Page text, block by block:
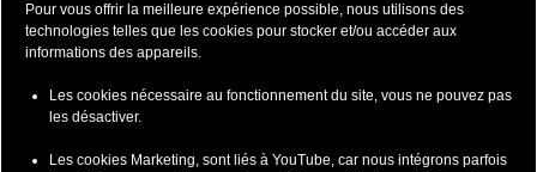
Pour vous offrir la meilleure expérience possible, nous utilisons des
technologies telles que les cookies pour stocker et/ou accéder aux
informations des appareils.
Les cookies nécessaire au fonctionnement du site, vous ne pouvez pas
les désactiver.
Les cookies Marketing, sont liés à YouTube, car nous intégrons parfois
ZA du Ponlo, 22290 LANVOLLON
Côtes d'Armor - Bretagne
: 02 96 70 12 47
contact@falaisesdarmor.bzh